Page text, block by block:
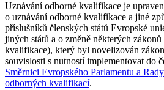
Uznávání odborné kvalifikace je
o uznávání odborné kvalifikace a jiné
příslušníků členských států Evropské
jiných států a o změně některých
kvalifikace), který byl novelizován
souvislosti s nutností implementovat do
Směrnici Evropského Parlamentu a
odborných kvalifikací.